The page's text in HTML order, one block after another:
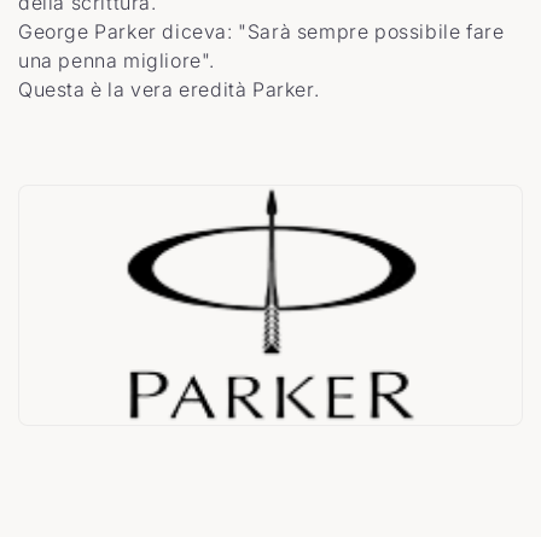
z
i
George Parker diceva: "Sarà sempre possibile fare
una penna migliore".
Questa è la vera eredità Parker.